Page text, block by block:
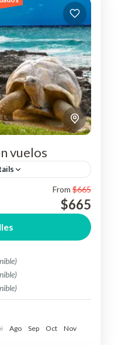
vuelos
y sus islas
From $665
$665
Ago Sep Oct
Nov